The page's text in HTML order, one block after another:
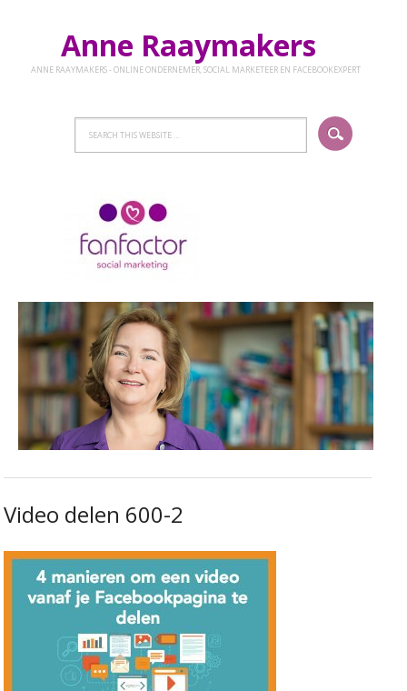
Anne Raaymakers
ANNE RAAYMAKERS - ONLINE ONDERNEMER, SOCIAL MARKETEER EN FACEBOOKEXPERT
Video delen 600-2